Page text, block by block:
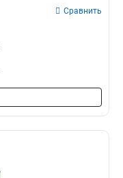
Сравнить